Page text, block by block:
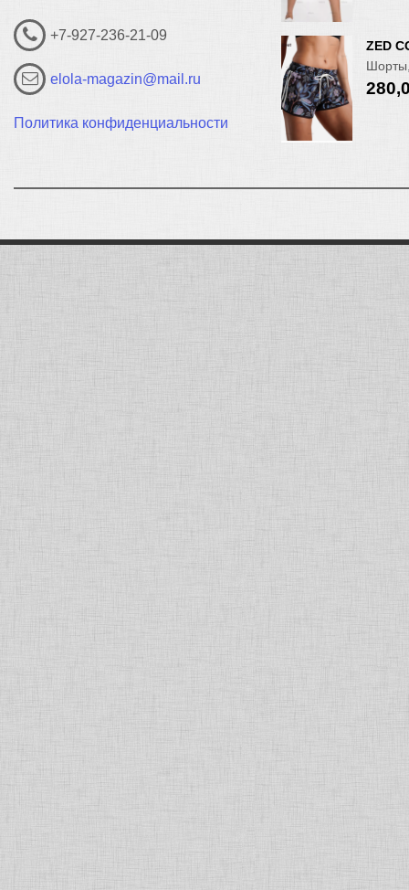
+7-927-236-21-09
elola-magazin@mail.ru
Политика конфиденциальности
ZED